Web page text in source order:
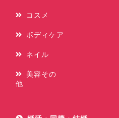
コスメ
ボディケア
ネイル
美容その
他